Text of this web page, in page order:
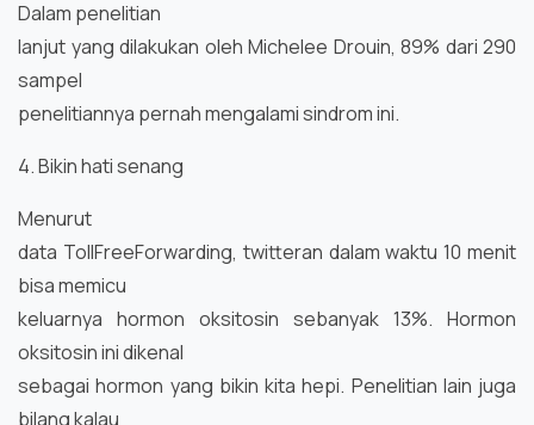
Dalam penelitian
lanjut yang dilakukan oleh Michelee Drouin, 89% dari 290
sampel
penelitiannya pernah mengalami sindrom ini.
4. Bikin hati senang
Menurut
data TollFreeForwarding, twitteran dalam waktu 10 menit
bisa memicu
keluarnya hormon oksitosin sebanyak 13%. Hormon
oksitosin ini dikenal
sebagai hormon yang bikin kita hepi. Penelitian lain juga
bilang kalau